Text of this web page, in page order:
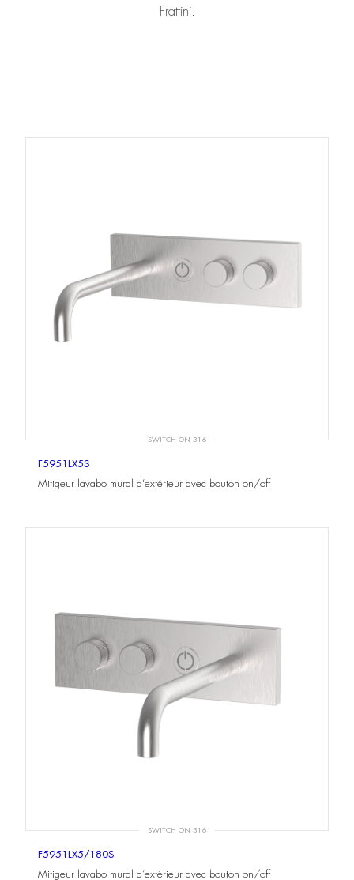
Frattini.
SWITCH ON 316
F5951LX5S
Mitigeur lavabo mural d’extérieur avec bouton on/off
SWITCH ON 316
F5951LX5/180S
Mitigeur lavabo mural d’extérieur avec bouton on/off